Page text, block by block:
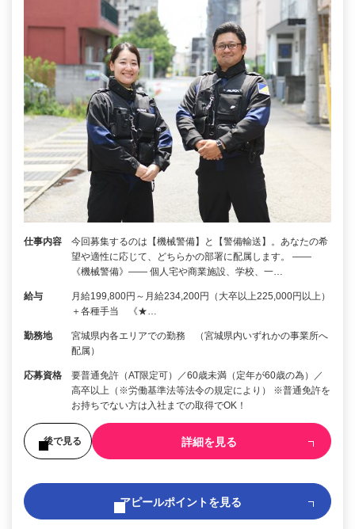
仕事内容
今回募集するのは【機械警備】と【警備輸送】。あなたの希
望や適性に応じて、どちらかの部署に配属します。 ――
《機械警備》―― 個人宅や商業施設、学校、一…
給与
月給199,800円～月給234,200円（大卒以上225,000円以上）
＋各種手当 《★…
勤務地
宮城県内各エリアでの勤務 （宮城県内いずれかの事業所へ
配属）
応募資格
要普通免許（AT限定可）／60歳未満（定年が60歳の為）／
高卒以上（※労働基準法等法令の規定により） ※普通免許を
お持ちでない方は入社までの取得でOK！
後で見る 詳細を見る
アピールポイントを見る